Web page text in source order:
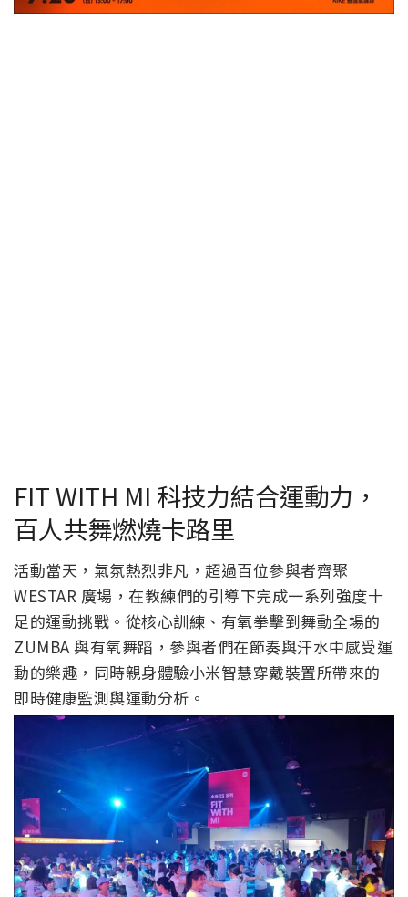
FIT WITH MI 科技力結合運動力，
百人共舞燃燒卡路里
活動當天，氣氛熱烈非凡，超過百位參與者齊聚
WESTAR 廣場，在教練們的引導下完成一系列強度十
足的運動挑戰。從核心訓練、有氧拳擊到舞動全場的
ZUMBA 與有氧舞蹈，參與者們在節奏與汗水中感受運
動的樂趣，同時親身體驗小米智慧穿戴裝置所帶來的
即時健康監測與運動分析。